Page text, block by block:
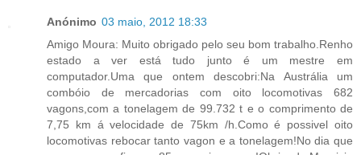
Anónimo 03 maio, 2012 18:33
Amigo Moura: Muito obrigado pelo seu bom trabalho.Renho
estado a ver está tudo junto é um mestre em
computador.Uma que ontem descobri:Na Austrália um
combóio de mercadorias com oito locomotivas 682
vagons,com a tonelagem de 99.732 t e o comprimento de
7,75 km á velocidade de 75km /h.Como é possivel oito
locomotivas rebocar tanto vagon e a tonelagem!No dia que